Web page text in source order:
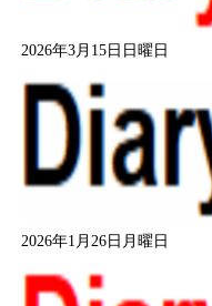
2026年3月15日日曜日
2026年1月26日月曜日